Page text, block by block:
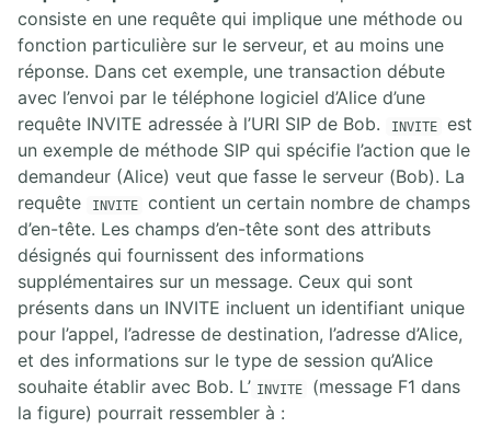
consiste en une requête qui implique une méthode ou
fonction particulière sur le serveur, et au moins une
réponse. Dans cet exemple, une transaction débute
avec l’envoi par le téléphone logiciel d’Alice d’une
requête INVITE adressée à l’URI SIP de Bob.
INVITE
est
un exemple de méthode SIP qui spécifie l’action que le
demandeur (Alice) veut que fasse le serveur (Bob). La
requête
INVITE
contient un certain nombre de champs
d’en-tête. Les champs d’en-tête sont des attributs
désignés qui fournissent des informations
supplémentaires sur un message. Ceux qui sont
présents dans un INVITE incluent un identifiant unique
pour l’appel, l’adresse de destination, l’adresse d’Alice,
et des informations sur le type de session qu’Alice
souhaite établir avec Bob. L’ INVITE
(message F1 dans
la figure) pourrait ressembler à :